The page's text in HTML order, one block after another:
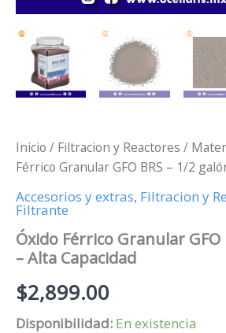
Inicio / Filtracion y Reactores /
Férrico Granular GFO BRS – 1/2
Accesorios y extras, Filtracion y
Filtrante
Óxido Férrico Granular GFO
– Alta Capacidad
$2,899.00
Disponibilidad: En existencia